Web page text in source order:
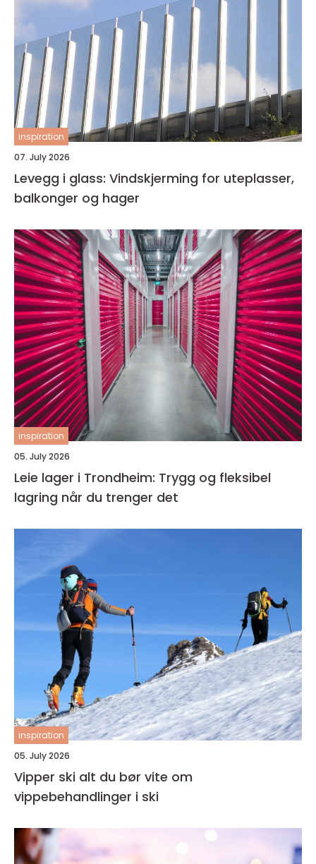
inspiration
07. July 2026
Levegg i glass: Vindskjerming for uteplasser,
balkonger og hager
inspiration
05. July 2026
Leie lager i Trondheim: Trygg og fleksibel
lagring når du trenger det
inspiration
05. July 2026
Vipper ski alt du bør vite om
vippebehandlinger i ski